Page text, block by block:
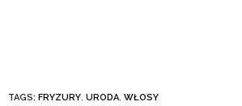
TAGS: FRYZURY, URODA, WŁOSY